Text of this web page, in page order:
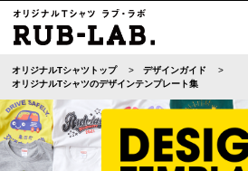
オリジナルTシャツトップ
デザインガイド
オリジナルTシャツのデザインテンプレート集